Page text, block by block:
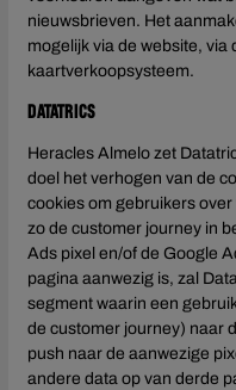
nieuwsbrieven. Het
mogelijk via de website, via
kaartverkoopsysteem.
Datatrics
Heracles Almelo zet
doel het verhogen van de
cookies om gebruikers
zo de customer journey in
Ads pixel en/of de Google
pagina aanwezig is, zal
segment waarin een
de customer journey) naar
push naar de aanwezige
andere data op van derde